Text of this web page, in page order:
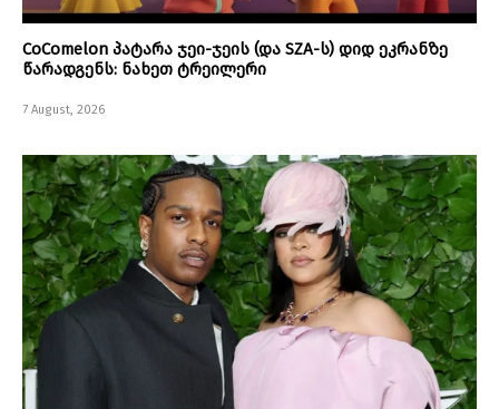
CoComelon პატარა ჯეი-ჯეის (და SZA-ს) დიდ ეკრანზე
წარადგენს: ნახეთ ტრეილერი
7 August, 2026